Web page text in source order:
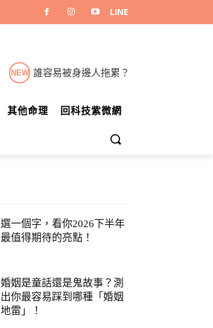
NEW 誰容易被身邊人拖累？
其他命理 回科技紫微網
選一個字，看你2026下半年
最值得期待的亮點！
婚姻是童話還是鬼故事？測
出你最容易踩到哪種「婚姻
地雷」！